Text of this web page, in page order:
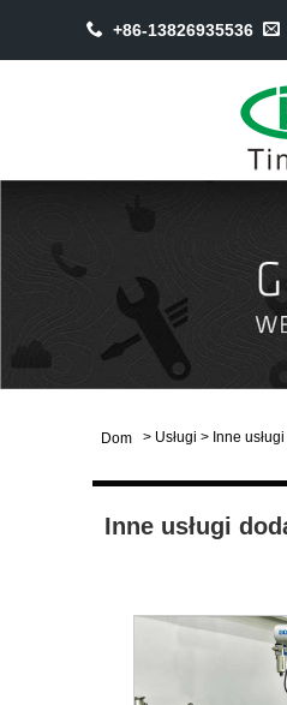
+86-13826935536
Dom > Usługi > Inne
Inne usługi